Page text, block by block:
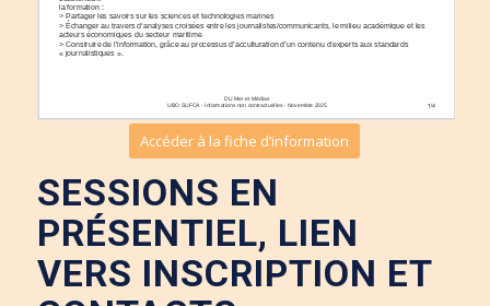
Accéder à la fiche d’information
SESSIONS EN
PRÉSENTIEL, LIEN
VERS INSCRIPTION ET